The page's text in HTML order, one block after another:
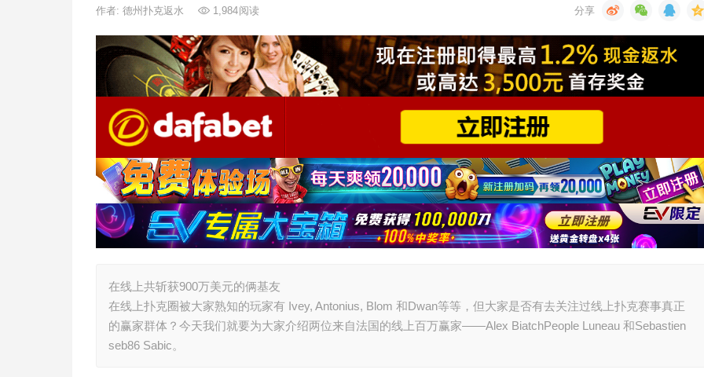
作者: 德州扑克返水 1,984阅读
在线上共斩获900万美元的俩基友
在线上扑克圈被大家熟知的玩家有 Ivey, Antonius, Blom 和Dwan等等，但大家是否有去关注过线上扑克赛事真正
的赢家群体？今天我们就要为大家介绍两位来自法国的线上百万赢家——Alex BiatchPeople Luneau 和Sebastien
seb86 Sabic。